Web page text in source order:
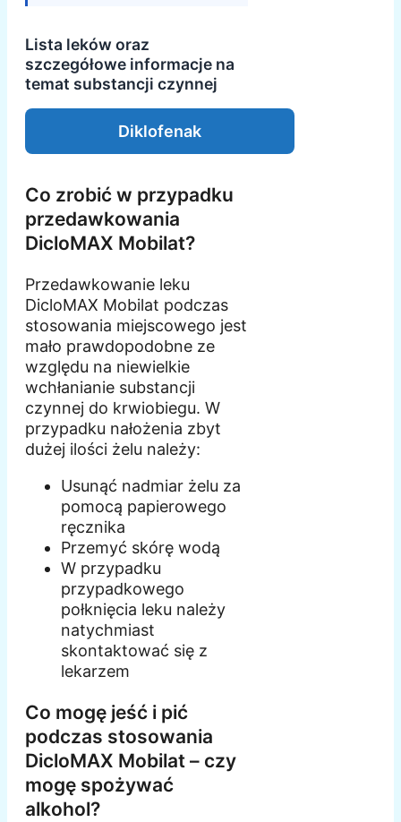
Lista leków oraz
szczegółowe informacje na
temat substancji czynnej
Diklofenak
Co zrobić w przypadku
przedawkowania
DicloMAX Mobilat?
Przedawkowanie leku
DicloMAX Mobilat podczas
stosowania miejscowego jest
mało prawdopodobne ze
względu na niewielkie
wchłanianie substancji
czynnej do krwiobiegu. W
przypadku nałożenia zbyt
dużej ilości żelu należy:
Usunąć nadmiar żelu za
pomocą papierowego
ręcznika
Przemyć skórę wodą
W przypadku
przypadkowego
połknięcia leku należy
natychmiast
skontaktować się z
lekarzem
Co mogę jeść i pić
podczas stosowania
DicloMAX Mobilat – czy
mogę spożywać
alkohol?